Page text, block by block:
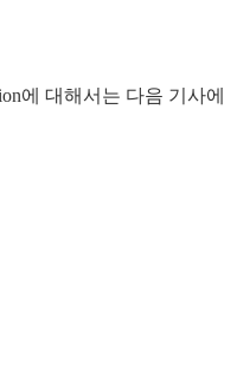
에 대해서는 다음 기사에